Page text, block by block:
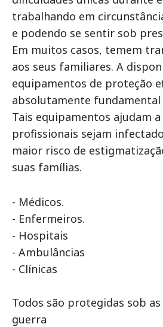
trabalhando em
e podendo se sentir sob
Em muitos casos, temem
aos seus familiares. A
equipamentos de proteção
absolutamente fundamental
Tais equipamentos ajudam
profissionais sejam
maior risco de
suas famílias.
- Médicos.
- Enfermeiros.
- Hospitais
- Ambulâncias
- Clínicas
Todos são protegidas sob
guerra